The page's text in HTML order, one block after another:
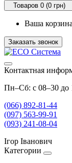
Товаров 0 (0 грн)
Ваша
Заказать звонок
Контактная
Пн–Сб: с 08–30 до
(066) 892-81-44
(097) 563-99-91
(093) 241-08-04
Ігор Іванович
Категории